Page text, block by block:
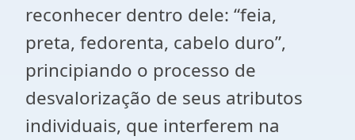
reconhecer dentro dele: “feia,
preta, fedorenta, cabelo duro”,
principiando o processo de
desvalorização de seus atributos
individuais, que interferem na